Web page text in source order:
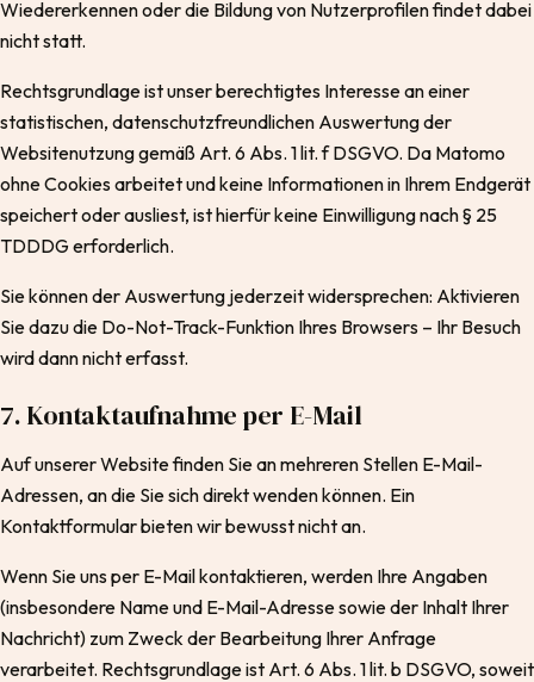
Wiedererkennen oder die Bildung von Nutzerprofilen findet dabei
nicht statt.
Rechtsgrundlage ist unser berechtigtes Interesse an einer
statistischen, datenschutzfreundlichen Auswertung der
Websitenutzung gemäß Art. 6 Abs. 1 lit. f DSGVO. Da Matomo
ohne Cookies arbeitet und keine Informationen in Ihrem Endgerät
speichert oder ausliest, ist hierfür keine Einwilligung nach § 25
TDDDG erforderlich.
Sie können der Auswertung jederzeit widersprechen: Aktivieren
Sie dazu die Do-Not-Track-Funktion Ihres Browsers – Ihr Besuch
wird dann nicht erfasst.
7. Kontaktaufnahme per E-Mail
Auf unserer Website finden Sie an mehreren Stellen E-Mail-
Adressen, an die Sie sich direkt wenden können. Ein
Kontaktformular bieten wir bewusst nicht an.
Wenn Sie uns per E-Mail kontaktieren, werden Ihre Angaben
(insbesondere Name und E-Mail-Adresse sowie der Inhalt Ihrer
Nachricht) zum Zweck der Bearbeitung Ihrer Anfrage
verarbeitet. Rechtsgrundlage ist Art. 6 Abs. 1 lit. b DSGVO, soweit